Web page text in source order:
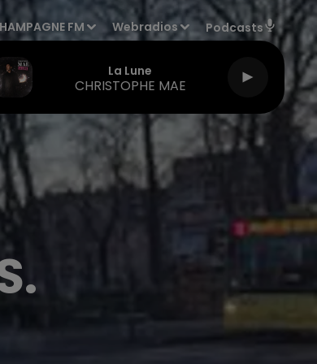
FM Webradios Podcasts
La Lune
CHRISTOPHE MAE